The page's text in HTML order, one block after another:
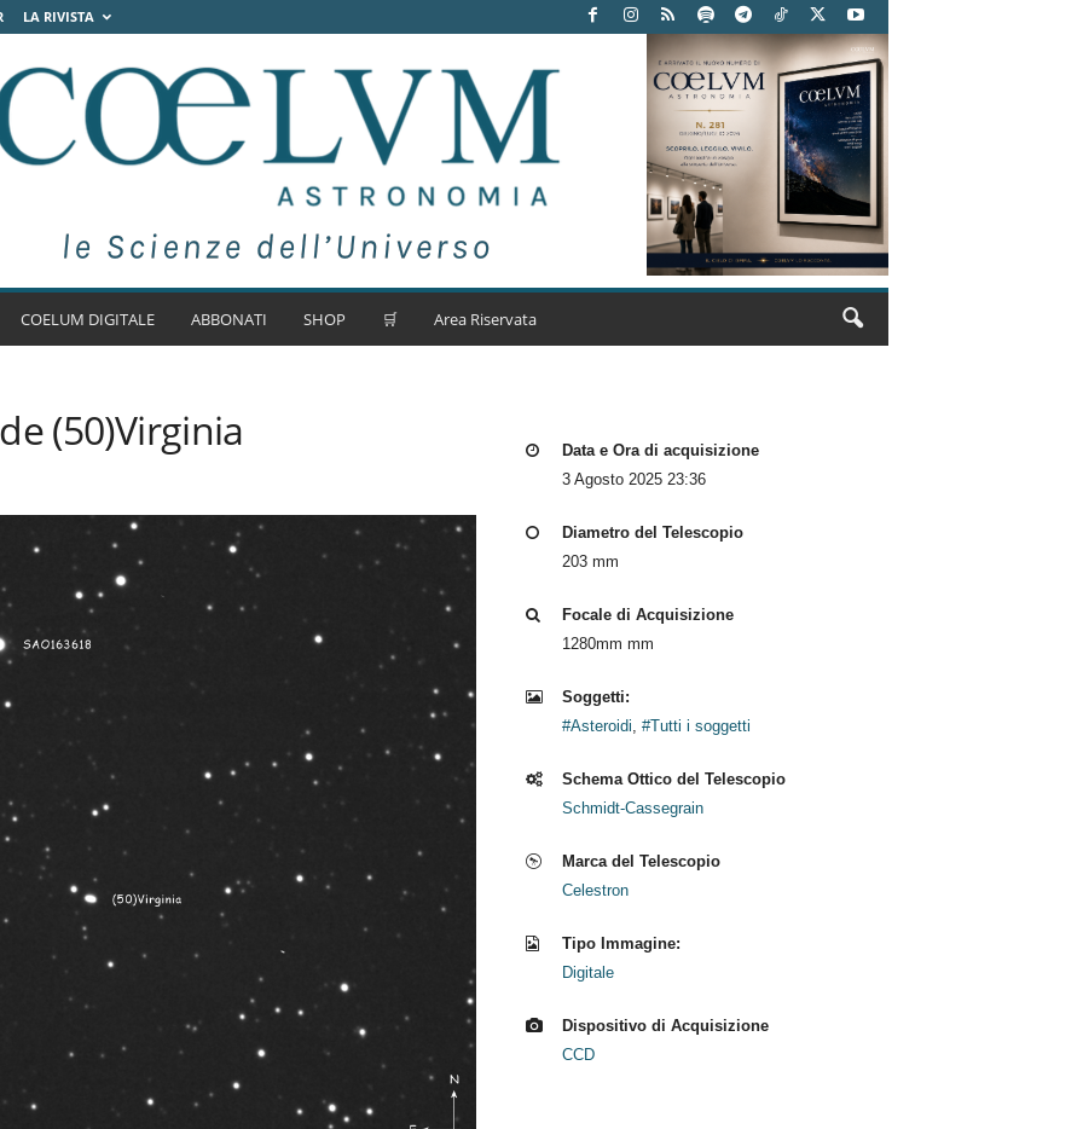
LA RIVISTA
COELUM DIGITALE ABBONATI SHOP 🛒 Area Riservata
(50)Virginia
Data e Ora di acquisizione
3 Agosto 2025 23:36
Diametro del Telescopio
203 mm
Focale di Acquisizione
1280mm mm
Soggetti:
#Asteroidi, #Tutti i soggetti
Schema Ottico del Telescopio
Schmidt-Cassegrain
Marca del Telescopio
Celestron
Tipo Immagine:
Digitale
Dispositivo di Acquisizione
CCD